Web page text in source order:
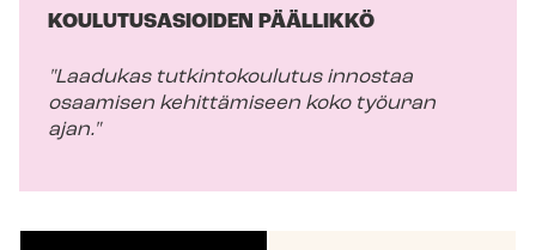
KOULUTUSASIOIDEN PÄÄLLIKKÖ
"Laadukas tutkintokoulutus innostaa
osaamisen kehittämiseen koko työuran
ajan."